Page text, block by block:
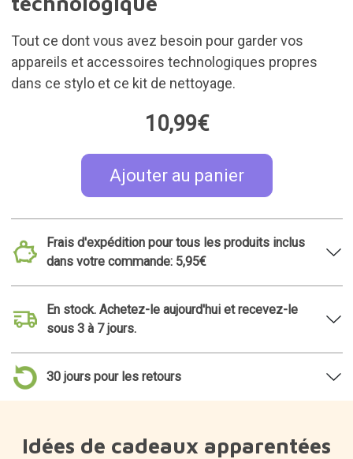
Tout ce dont vous avez besoin pour garder vos
appareils et accessoires technologiques propres
dans ce stylo et ce kit de nettoyage.
10,99€
Ajouter au panier
Frais d'expédition pour tous les produits inclus
dans votre commande: 5,95€
En stock. Achetez-le aujourd'hui et recevez-le
sous 3 à 7 jours.
30 jours pour les retours
Idées de cadeaux apparentées